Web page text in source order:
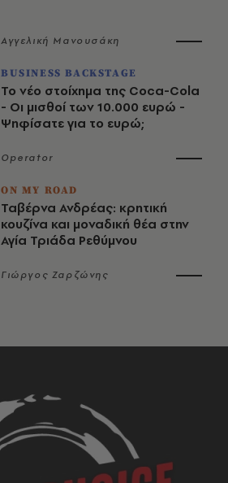
Αγγελική Μανουσάκη
BUSINESS BACKSTAGE
Το νέο στοίχημα της Coca-Cola
- Οι μισθοί των 10.000 ευρώ -
Ψηφίσατε για το ευρώ;
Operator
ON MY ROAD
Ταβέρνα Ανδρέας: κρητική
κουζίνα και μοναδική θέα στην
Αγία Τριάδα Ρεθύμνου
Γιώργος Ζαρζώνης